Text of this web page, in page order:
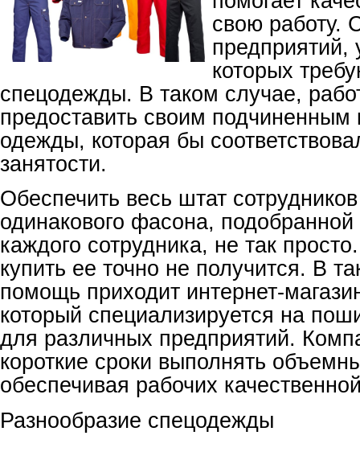
свою работу.
предприятий,
которых
спецодежды. В таком случае,
предоставить своим подчиненным
одежды, которая бы
занятости.
Обеспечить весь штат
одинакового фасона,
каждого сотрудника, не так
купить ее точно не получится. В
помощь приходит интернет-
который специализируется на
для различных предприятий.
короткие сроки выполнять
обеспечивая рабочих
Разнообразие спецодежды